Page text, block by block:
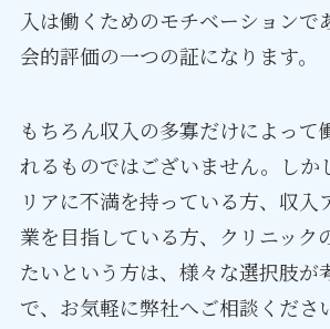
入は働くためのモチベーションで
会的評価の一つの証になります。
もちろん収入の多寡だけによって
れるものではございません。しか
リアに不満を持っている方、収入
業を目指している方、クリニック
たいという方は、様々な選択肢が
で、お気軽に弊社へご相談くださ